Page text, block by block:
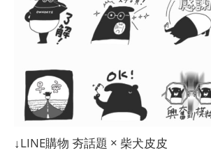
↓LINE購物 夯話題 × 柴犬皮皮